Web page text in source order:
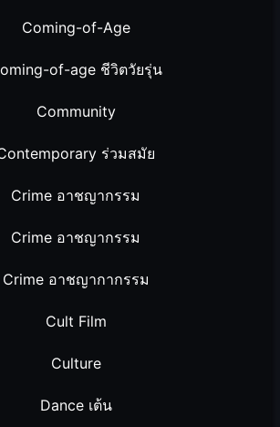
Coming-of-Age
of-age ชีวิตวัยรุ่น
Community
ร่วมสมัย
Crime อาชญากรรม
Crime อาชญากรรม
Crime อาชญากากรรม
Cult Film
Culture
Dance เต้น